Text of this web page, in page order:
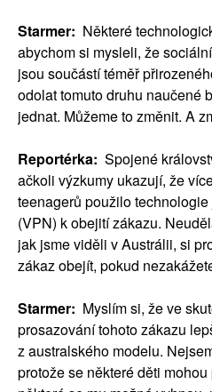
Starmer: Některé
abychom si mysleli, že
jsou součástí téměř
odolat tomuto druhu naučené
jednat. Můžeme to změnit. A
Reportérka: Spojené
ačkoli výzkumy ukazují, že
teenagerů použilo
(VPN) k obejití zákazu.
jak jsme viděli v Austrálii, si
zákaz obejít, pokud
Starmer: Myslím si, že ve
prosazování tohoto zákazu
z australského modelu.
protože se některé děti